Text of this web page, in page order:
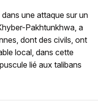
une attaque sur un
Pakhtunkhwa, a
dont des civils, ont
local, dans cette
lié aux talibans